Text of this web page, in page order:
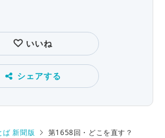
いいね
シェアする
ば 新聞版 第1658回・どこを直す？